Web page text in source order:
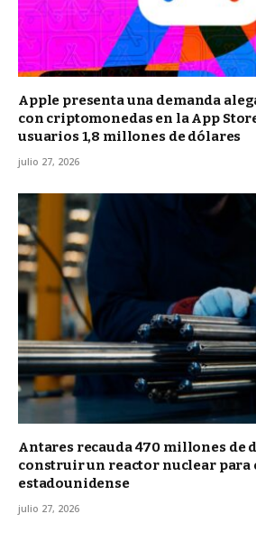
Apple presenta una demanda
con criptomonedas en la App
usuarios 1,8 millones de dólares
julio 27, 2026
Antares recauda 470 millones de
construir un reactor nuclear para
estadounidense
julio 27, 2026